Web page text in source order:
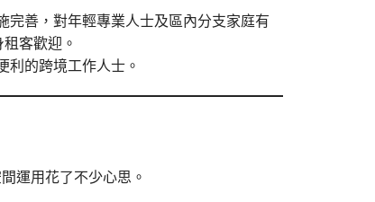
完善，對年輕專業人士及區內分支家庭有
客歡迎。
利的跨境工作人士。
運用花了不少心思。